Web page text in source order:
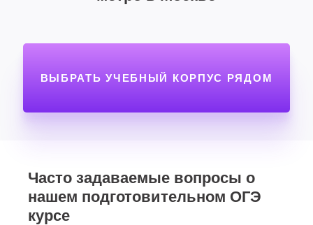
ВЫБРАТЬ УЧЕБНЫЙ КОРПУС РЯДОМ
Часто задаваемые вопросы о
нашем подготовительном ОГЭ
курсе